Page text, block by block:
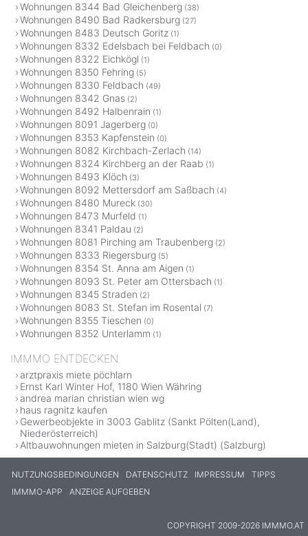
Wohnungen 8344 Bad Gleichenberg (38)
Wohnungen 8490 Bad Radkersburg (27)
Wohnungen 8483 Deutsch Goritz (1)
Wohnungen 8332 Edelsbach bei Feldbach (0)
Wohnungen 8322 Eichkögl (1)
Wohnungen 8350 Fehring (5)
Wohnungen 8330 Feldbach (49)
Wohnungen 8342 Gnas (2)
Wohnungen 8492 Halbenrain (1)
Wohnungen 8091 Jagerberg (0)
Wohnungen 8353 Kapfenstein (0)
Wohnungen 8082 Kirchbach-Zerlach (14)
Wohnungen 8324 Kirchberg an der Raab (1)
Wohnungen 8493 Klöch (3)
Wohnungen 8092 Mettersdorf am Saßbach (4)
Wohnungen 8480 Mureck (30)
Wohnungen 8473 Murfeld (1)
Wohnungen 8341 Paldau (2)
Wohnungen 8081 Pirching am Traubenberg (2)
Wohnungen 8333 Riegersburg (5)
Wohnungen 8354 St. Anna am Aigen (1)
Wohnungen 8093 St. Peter am Ottersbach (1)
Wohnungen 8345 Straden (2)
Wohnungen 8083 St. Stefan im Rosental (7)
Wohnungen 8355 Tieschen (0)
Wohnungen 8352 Unterlamm (1)
IMMMO ENTDECKEN
arztpraxis miete pöchlarn
Ernst Karl Winter Hof, 1180 Wien Währing
andrea marian christian wien wg
haus ragnitz kaufen
Gewerbeobjekte in 3003 Gablitz (Sankt Pölten(Land),
Niederösterreich)
Altbauwohnungen mieten in Salzburg(Stadt) (Salzburg)
NUTZUNGSBEDINGUNGEN DATENSCHUTZ IMPRESSUM
TIPPS
IMMMO-APP
ANZEIGE AUFGEBEN
COPYRIGHT 2009-2026 IMMMO.AT